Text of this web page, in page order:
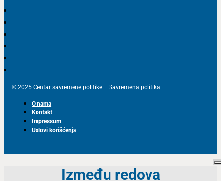
© 2025 Centar savremene politike – Savremena politika
O nama
Kontakt
Impressum
Uslovi korišćenja
Između redova